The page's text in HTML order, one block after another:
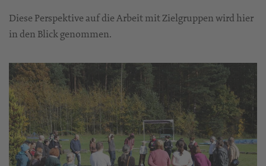
Diese Perspektive auf die Arbeit mit Zielgruppen wird hier
in den Blick genommen.